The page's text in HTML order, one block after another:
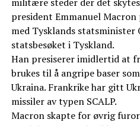
militære steder der det
president Emmanuel Macron
med Tysklands statsminister
statsbesøket i Tyskland.
Han presiserer imidlertid at
brukes til å angripe baser
Ukraina. Frankrike har gitt
missiler av typen SCALP.
Macron skapte for øvrig